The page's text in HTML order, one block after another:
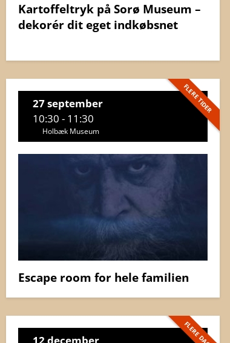
Kartoffeltryk på Sorø Museum –
dekorér dit eget indkøbsnet
FLERE TIDER
27 september
10:30 - 11:30
Holbæk Museum
Escape room for hele familien
FLERE DAGE
12 december